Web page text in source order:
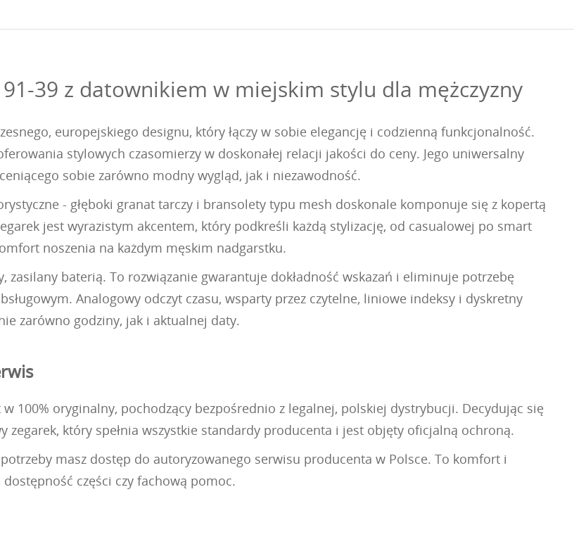
39 z datownikiem w miejskim stylu dla mężczyzny
europejskiego designu, który łączy w sobie elegancję i codzienną funkcjonalność.
stylowych czasomierzy w doskonałej relacji jakości do ceny. Jego uniwersalny
sobie zarówno modny wygląd, jak i niezawodność.
- głęboki granat tarczy i bransolety typu mesh doskonale komponuje się z kopertą
jest wyrazistym akcentem, który podkreśli każdą stylizację, od casualowej po smart
noszenia na każdym męskim nadgarstku.
baterią. To rozwiązanie gwarantuje dokładność wskazań i eliminuje potrzebę
Analogowy odczyt czasu, wsparty przez czytelne, liniowe indeksy i dyskretny
zarówno godziny, jak i aktualnej daty.
100% oryginalny, pochodzący bezpośrednio z legalnej, polskiej dystrybucji. Decydując się
zegarek, który spełnia wszystkie standardy producenta i jest objęty oficjalną ochroną.
masz dostęp do autoryzowanego serwisu producenta w Polsce. To komfort i
części czy fachową pomoc.